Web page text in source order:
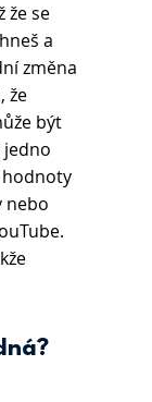
že se
a
změna
že
být
jedno
hodnoty
nebo